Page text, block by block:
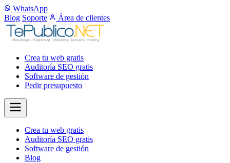
WhatsApp
Blog Soporte Área de clientes
Crea tu web gratis
Auditoría SEO gratis
Software de gestión
Pedir presupuesto
Crea tu web gratis
Auditoría SEO gratis
Software de gestión
Blog